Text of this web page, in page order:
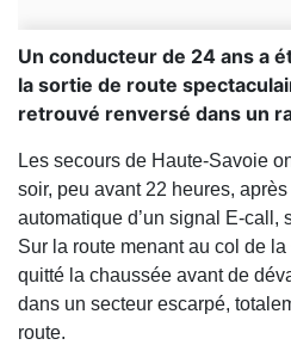
Un conducteur de 24 ans a
la sortie de route
retrouvé renversé dans un
Les secours de Haute-Savoie
soir, peu avant 22 heures,
automatique d’un signal E-call,
Sur la route menant au col de
quitté la chaussée avant de
dans un secteur escarpé,
route.